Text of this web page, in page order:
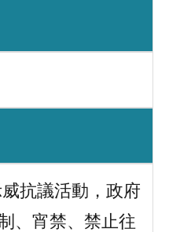
抗議活動，政府
、宵禁、禁止往